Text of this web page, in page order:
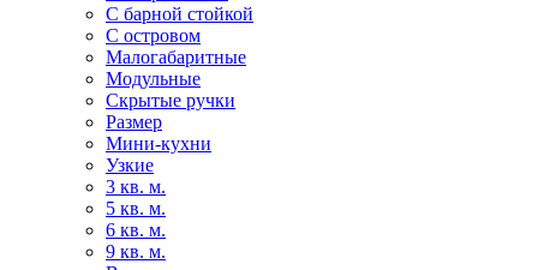
С барной стойкой
С островом
Малогабаритные
Модульные
Скрытые ручки
Размер
Мини-кухни
Узкие
3 кв. м.
5 кв. м.
6 кв. м.
9 кв. м.